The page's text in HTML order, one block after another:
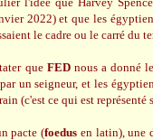
2022) et que les
le cadre ou le carré du
que FEDnous a donné
un seigneur, et les
(c'est ce qui est représenté
pacte (foedus en latin), une